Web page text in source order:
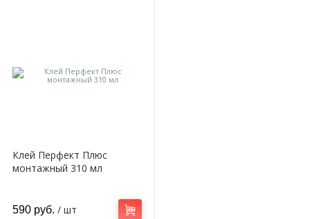
Клей Перфект Плюс
монтажный 310 мл
590 руб. / шт